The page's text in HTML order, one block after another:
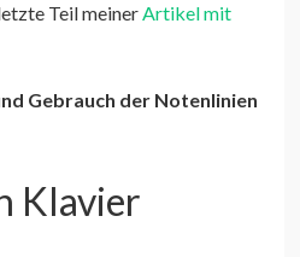
Teil meinerArtikel mit
Gebrauch der Notenlinien
Klavier